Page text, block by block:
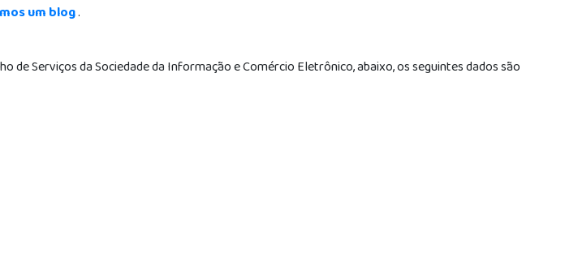
umblog.
Serviços da Sociedade da Informação e Comércio Eletrônico, abaixo, os seguintes dados são